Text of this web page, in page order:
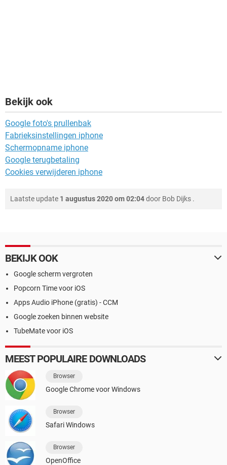
Bekijk ook
Google foto's prullenbak
Fabrieksinstellingen iphone
Schermopname iphone
Google terugbetaling
Cookies verwijderen iphone
Laatste update 1 augustus 2020 om 02:04door Bob Dijks .
BEKIJK OOK
Google scherm vergroten
Popcorn Time voor iOS
Apps Audio iPhone (gratis) - CCM
Google zoeken binnen website
TubeMate voor iOS
MEEST POPULAIRE DOWNLOADS
Browser
Google Chrome voor Windows
Browser
Safari Windows
Browser
OpenOffice